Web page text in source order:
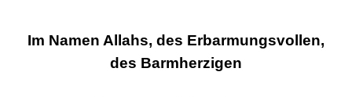
Im Namen Allahs, des Erbarmungsvollen,
des Barmherzigen